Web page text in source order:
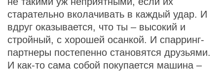
старательно вколачивать в каждый удар. И
вдруг оказывается, что ты – высокий и
стройный, с хорошей осанкой. И спарринг-
партнеры постепенно становятся друзьями.
И как-то сама собой покупается машина –